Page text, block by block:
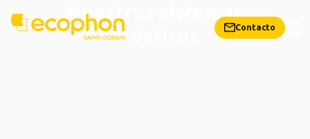
Contacto
Nuestros sistemas
acústicos